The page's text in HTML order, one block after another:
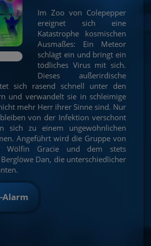
Im Zoo von Colepepper
ereignet sich eine
Katastrophe kosmischen
Ausmaßes: Ein Meteor
schlägt ein und bringt ein
tödliches Virus mit sich.
Dieses außerirdische
sich rasend schnell unter den
und verwandelt sie in schleimige
mehr Herr ihrer Sinne sind. Nur
von der Infektion verschont
sich zu einem ungewöhnlichen
Angeführt wird die Gruppe von
Wölfin Gracie und dem stets
Dan, die unterschiedlicher
Alarm